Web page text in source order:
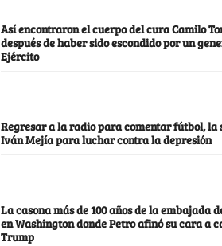
Así encontraron el cuerpo del cura Camilo
después de haber sido escondido por un
Ejército
Regresar a la radio para comentar fútbol, la
Iván Mejía para luchar contra la depresión
La casona más de 100 años de la embajada
en Washington donde Petro afinó su cara a
Trump